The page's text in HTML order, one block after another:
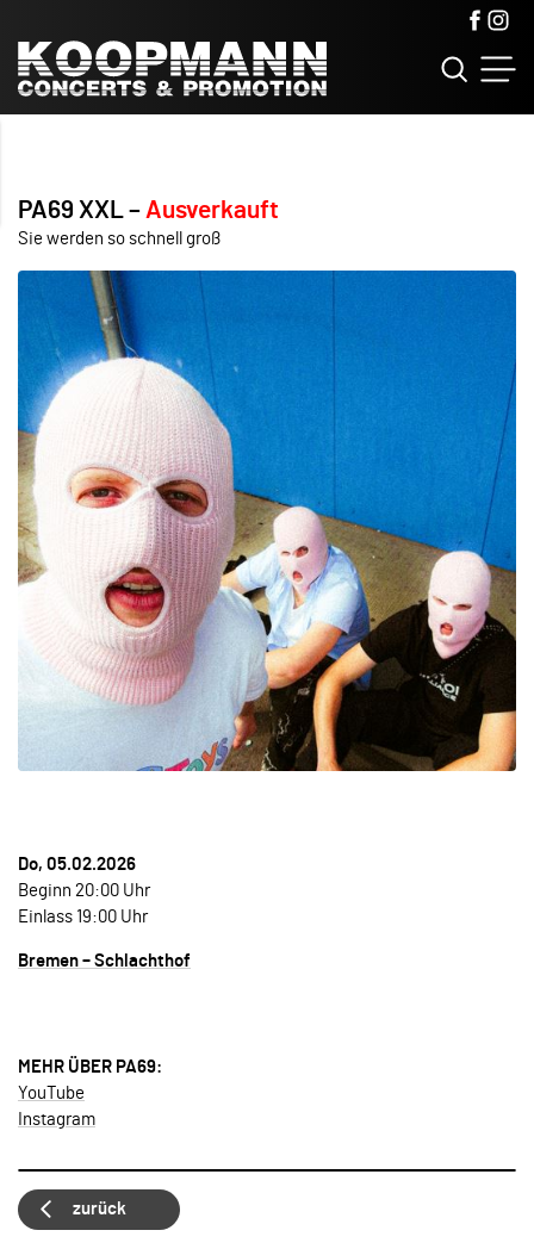
PA69 XXL Ausverkauft
Sie werden so schnell groß
Do, 05.02.2026
Beginn 20:00 Uhr
Einlass 19:00 Uhr
Bremen – Schlachthof
MEHR ÜBER PA69:
YouTube
Instagram
zurück